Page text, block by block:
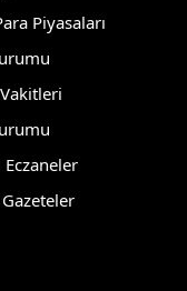
Piyasaları